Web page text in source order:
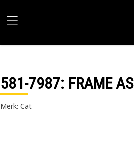
581-7987: FRAME AS
Merk: Cat